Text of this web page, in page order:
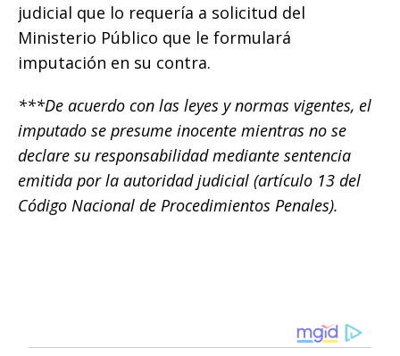
judicial que lo requería a solicitud del
Ministerio Público que le formulará
imputación en su contra.
***De acuerdo con las leyes y normas vigentes, el
imputado se presume inocente mientras no se
declare su responsabilidad mediante sentencia
emitida por la autoridad judicial (artículo 13 del
Código Nacional de Procedimientos Penales).